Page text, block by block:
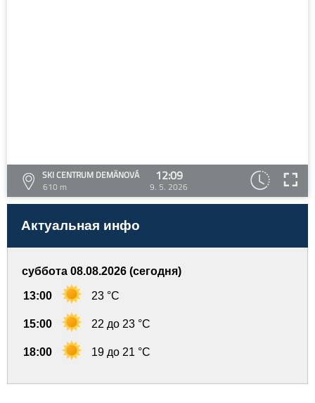
SKI CENTRUM DEMÄNOVÁ
610 m
12:09
9. 5. 2026
Актуальная инфо
суббота 08.08.2026 (сегодня)
13:00 23 °C
15:00 22 до 23 °C
18:00 19 до 21 °C